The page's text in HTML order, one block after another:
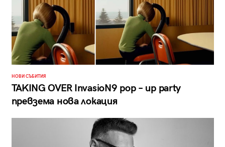
НОВИ СЪБИТИЯ
TAKING OVER InvasioN9 pop – up party
превзема нова локация